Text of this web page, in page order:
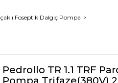
Foseptik Dalgıç Pompa
Pedrollo TR 1.1 TRF
Pompa Trifaze(380V)